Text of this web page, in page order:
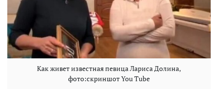
Как живет известная певица Лариса Долина,
фото:скриншот You Tube